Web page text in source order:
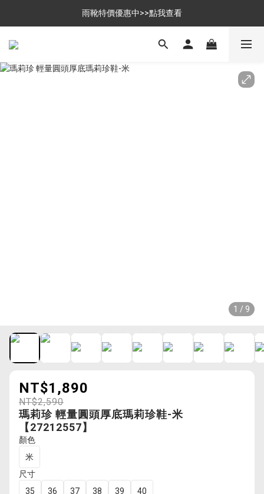
$699免運，優惠品點數5倍送
雨靴特價優惠中>>點我查看
$699免運，優惠品點數5倍送
1 / 9
NT$1,890
NT$2,590
瑪莉珍 輕量圓頭厚底瑪莉珍鞋-米
【27212557】
顏色
米
尺寸
35
36 37 38 39 40